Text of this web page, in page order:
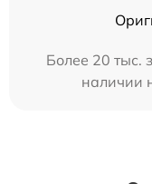
Более 20 тыс.
наличии